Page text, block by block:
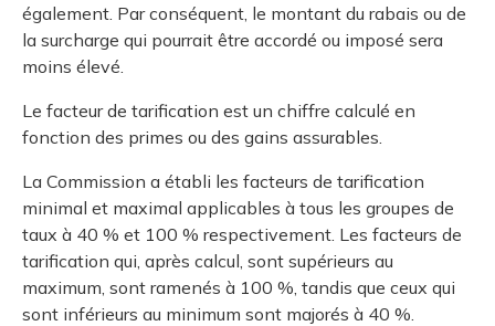
également. Par conséquent, le montant du rabais ou de
la surcharge qui pourrait être accordé ou imposé sera
moins élevé.
Le facteur de tarification est un chiffre calculé en
fonction des primes ou des gains assurables.
La Commission a établi les facteurs de tarification
minimal et maximal applicables à tous les groupes de
taux à 40 % et 100 % respectivement. Les facteurs de
tarification qui, après calcul, sont supérieurs au
maximum, sont ramenés à 100 %, tandis que ceux qui
sont inférieurs au minimum sont majorés à 40 %.